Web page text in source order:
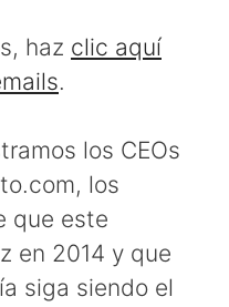
haz clic aquí
.
los CEOs
los
que este
en 2014 y que
siga siendo el